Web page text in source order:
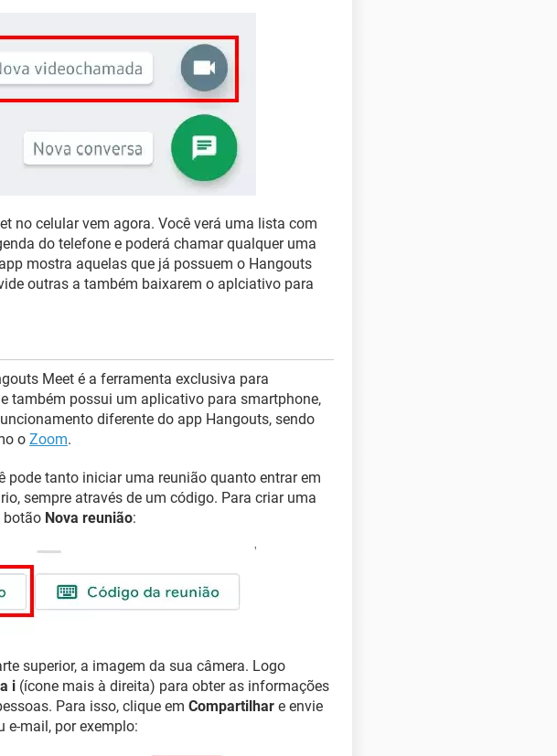
no celular vem agora. Você verá uma lista com
do telefone e poderá chamar qualquer uma
mostra aquelas que já possuem o Hangouts
outras a também baixarem o aplciativo para
Meet é a ferramenta exclusiva para
também possui um aplicativo para smartphone,
diferente do app Hangouts, sendo
o Zoom.
pode tanto iniciar uma reunião quanto entrar em
sempre através de um código. Para criar uma
botão Nova reunião:
superior, a imagem da sua câmera. Logo
i (ícone mais à direita) para obter as informações
Para isso, clique em Compartilhar e envie
e-mail, por exemplo: